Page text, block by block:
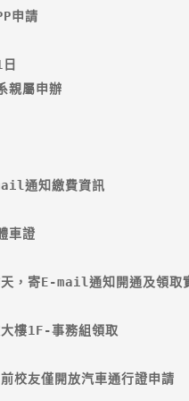
申請
親屬申辦
通知繳費資訊
車證
，寄E-mail通知 開通及領取
樓1F-事務組領取
校友僅開放汽車通行證申請